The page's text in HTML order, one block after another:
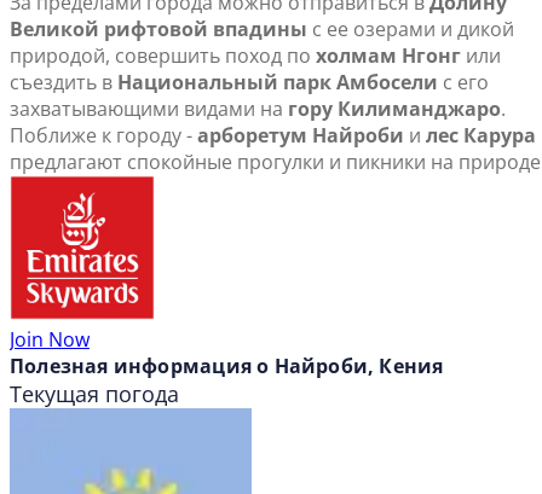
Великой рифтовой впадины с ее озерами и дикой
природой, совершить поход по холмам Нгонг или
съездить в Национальный парк Амбосели с его
захватывающими видами на гору Килиманджаро.
Поближе к городу -арборетум Найроби и лес Карура
предлагают спокойные прогулки и пикники на
Join Now
Полезная информация о Найроби, Кения
Текущая погода